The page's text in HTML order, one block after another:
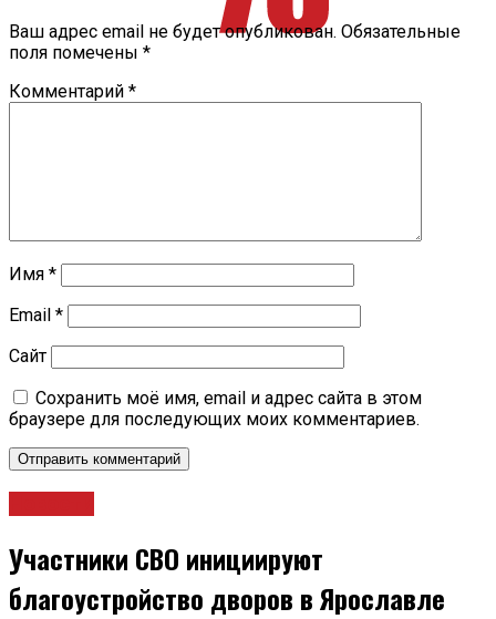
Ваш адрес email не будет опубликован. Обязательные
поля помечены *
Комментарий *
Имя *
Email *
Сайт
Сохранить моё имя, email и адрес сайта в этом
браузере для последующих моих комментариев.
Участники СВО инициируют
благоустройство дворов в Ярославле